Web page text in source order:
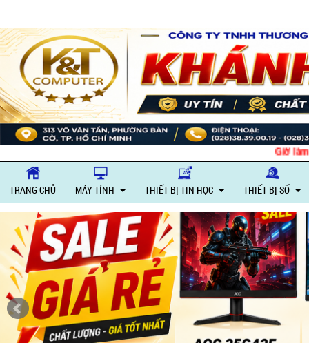
Giờ làm việc:
TRANG CHỦ MÁY TÍNH THIẾT BỊ TIN HỌC THIẾT BỊ SỐ